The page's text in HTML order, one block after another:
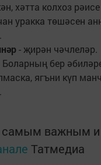
хәтта колхоз
уракка төшәсен
- җирән чәчлеләр.
Боларның бер
ягъни күп
самым важным
Татмедиа